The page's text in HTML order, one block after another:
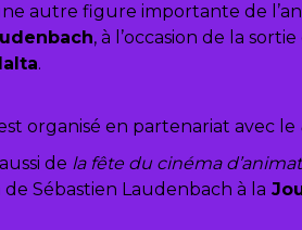
autre figure importante de
, à l’occasion de la
.
organisé en partenariat avec le
de la fête du cinéma
Sébastien Laudenbach à la